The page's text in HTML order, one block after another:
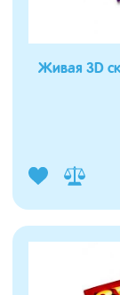
Живая 3D